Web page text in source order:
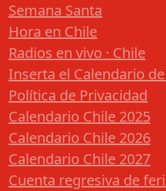
Semana Santa
Hora en Chile
Radios en vivo · Chile
Inserta el Calendario
Política de Privacidad
Calendario Chile 2025
Calendario Chile 2026
Calendario Chile 2027
Cuenta regresiva de